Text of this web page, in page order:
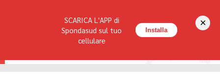
HOME LA RIVISTA REDAZIONE CONTATTI
SCARICA L'APP di
Spondasud sul tuo
cellulare
Installa
×